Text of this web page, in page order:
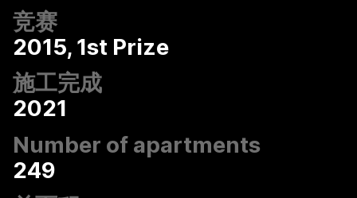
竞赛
2015, 1st Prize
施工完成
2021
Number of apartments
249